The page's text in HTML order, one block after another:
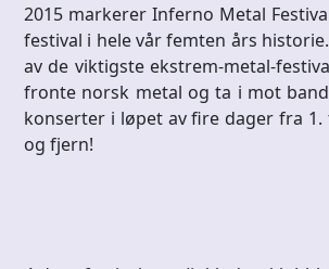
2015 markerer Inferno Metal
festival i hele vår femten års
av de viktigste ekstrem-metal-
fronte norsk metal og ta i mot
konserter i løpet av fire dager fra
og fjern!